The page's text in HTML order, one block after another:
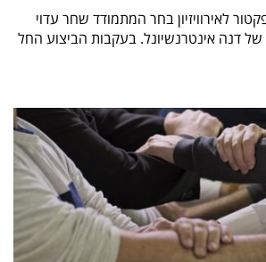
לאירוויזיון בחר המתמודד שחר עדוי
דנה אינטרנשיונל. בעקבות הביצוע החל